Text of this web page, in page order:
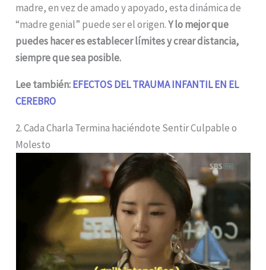
madre, en vez de amado y apoyado, esta dinámica de
“madre genial” puede ser el origen.Y lo mejor que
puedes hacer es establecer límites y crear distancia,
siempre que sea posible.
Lee también:EFECTOS DEL TRAUMA INFANTIL EN EL
CEREBRO
2. Cada Charla Termina haciéndote Sentir Culpable o
Molesto